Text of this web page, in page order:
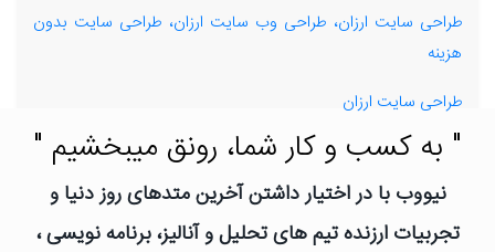
طراحی سایت ارزان، طراحی وب سایت ارزان، طراحی سایت بدون
هزینه
طراحی سایت ارزان
" به کسب و کار شما، رونق میبخشیم "
نیووب با در اختیار داشتن آخرین متدهای روز دنیا و
تجربیات ارزنده تیم های تحلیل و آنالیز، برنامه نویسی ،